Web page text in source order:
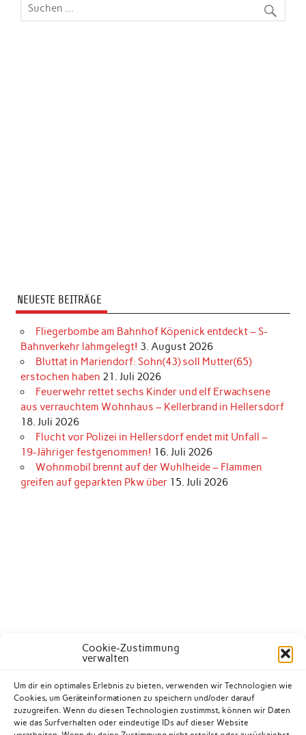
Cookie-Zustimmung
verwalten
Um dir ein optimales Erlebnis zu bieten, verwenden wir Technologien wie
Cookies, um Geräteinformationen zu speichern und/oder darauf
zuzugreifen. Wenn du diesen Technologien zustimmst, können wir Daten
wie das Surfverhalten oder eindeutige IDs auf dieser Website
NEUESTE BEITRÄGE
Fliegerbombe am Bahnhof Köpenick entdeckt – S-
Bahnverkehr lahmgelegt! 3. August 2026
Bluttat in Mariendorf: Sohn(43) soll Mutter(65)
erstochen haben 21. Juli 2026
Feuerwehr rettet sechs Kinder und elf Erwachsene
aus verrauchtem Wohnhaus – Kellerbrand in Hellersdorf
18. Juli 2026
Flucht vor Polizei in Hellersdorf endet mit Unfall –
19-Jähriger festgenommen! 16. Juli 2026
Wohnmobil brennt auf der Wuhlheide – Flammen
greifen auf geparkten Pkw über 15. Juli 2026